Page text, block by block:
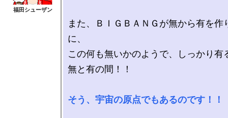
また、ＢＩＧＢＡＮＧが無から有を作
に、
この何も無いかのようで、しっかり有
無と有の間！！
そう、宇宙の原点でもあるのです！！